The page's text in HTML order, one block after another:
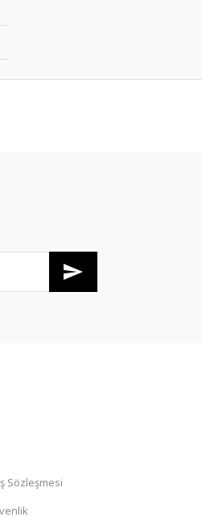
Sözleşmesi